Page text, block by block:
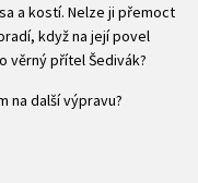
a kostí. Nelze ji přemoct
když na její povel
věrný přítel Šedivák?
na další výpravu?